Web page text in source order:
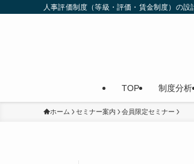
人事評価制度（等級・評価・賃金制度）の
TOP 制度分析
ホーム セミナー案内 会員限定セミナー